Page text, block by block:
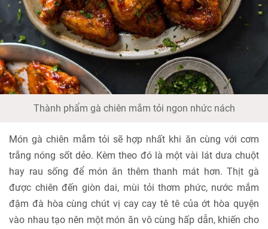
Thành phẩm gà chiên mắm tỏi ngon nhức nách
Món gà chiên mắm tỏi sẽ hợp nhất khi ăn cùng với cơm
trắng nóng sốt dẻo. Kèm theo đó là một vài lát dưa chuột
hay rau sống để món ăn thêm thanh mát hơn. Thịt gà
được chiên đến giòn dai, mùi tỏi thơm phức, nước mắm
đậm đà hòa cùng chút vị cay cay tê tê của ớt hòa quyện
vào nhau tạo nên một món ăn vô cùng hấp dẫn, khiến cho